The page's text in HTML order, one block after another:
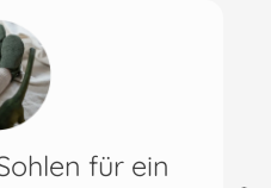
einsetzbar